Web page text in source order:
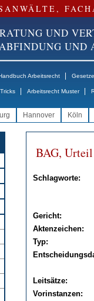
UND
UND
Arbeitsrecht
Arbeitsrecht Muster
Hannover Köln
BAG,
Schlagworte:
Gericht:
Aktenzeichen:
Typ:
Leitsätze:
Vorinstanzen: